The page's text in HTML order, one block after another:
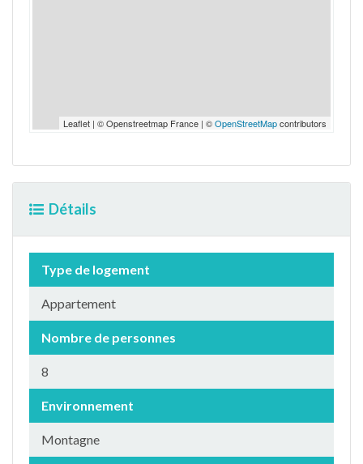
Leaflet | © Openstreetmap France | ©OpenStreetMapcontributors
Détails
Type de logement
Appartement
Nombre de personnes
8
Environnement
Montagne